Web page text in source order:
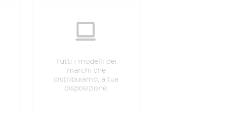
Tutti i modelli dei
marchi che
distribuiamo, a tua
disposizione.